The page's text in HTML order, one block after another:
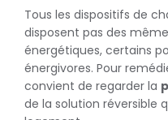
Tous les dispositifs de
disposent pas des
énergétiques, certains
énergivores. Pour
convient de regarder la
de la solution réversible